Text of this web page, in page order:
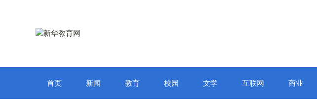
首页 新闻 教育 校园 文学 互联网 商业